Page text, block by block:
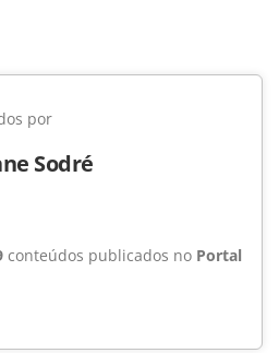
por
Sodré
conteúdos publicados no Portal